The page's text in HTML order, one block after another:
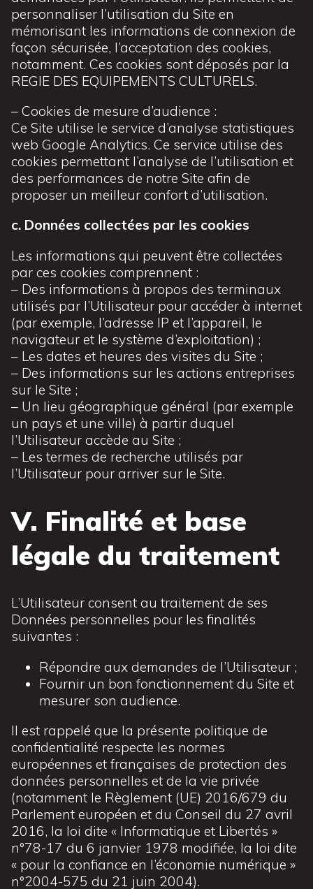
personnaliser l’utilisation du Site en
mémorisant les informations de connexion de
façon sécurisée, l’acceptation des cookies,
notamment. Ces cookies sont déposés par la
REGIE DES EQUIPEMENTS CULTURELS.
– Cookies de mesure d’audience :
Ce Site utilise le service d’analyse statistiques
web Google Analytics. Ce service utilise des
cookies permettant l’analyse de l’utilisation et
des performances de notre Site afin de
proposer un meilleur confort d’utilisation.
c. Données collectées par les cookies
Les informations qui peuvent être collectées
par ces cookies comprennent :
– Des informations à propos des terminaux
utilisés par l’Utilisateur pour accéder à internet
(par exemple, l’adresse IP et l’appareil, le
navigateur et le système d’exploitation) ;
– Les dates et heures des visites du Site ;
– Des informations sur les actions entreprises
sur le Site ;
– Un lieu géographique général (par exemple
un pays et une ville) à partir duquel
l’Utilisateur accède au Site ;
– Les termes de recherche utilisés par
l’Utilisateur pour arriver sur le Site.
V. Finalité et base
légale du traitement
L’Utilisateur consent au traitement de ses
Données personnelles pour les finalités
suivantes :
Répondre aux demandes de l’Utilisateur ;
Fournir un bon fonctionnement du Site et
mesurer son audience.
Il est rappelé que la présente politique de
confidentialité respecte les normes
européennes et françaises de protection des
données personnelles et de la vie privée
(notamment le Règlement (UE) 2016/679 du
Parlement européen et du Conseil du 27 avril
2016, la loi dite « Informatique et Libertés »
n°78-17 du 6 janvier 1978 modifiée, la loi dite
« pour la confiance en l’économie numérique »
n°2004-575 du 21 juin 2004).